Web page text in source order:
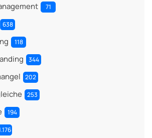
71
638
118
344
202
253
194